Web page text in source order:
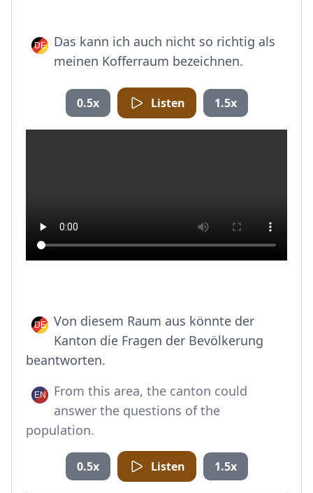
Das kann ich auch nicht so richtig als
meinen Kofferraum bezeichnen.
0.5x Listen 1.5x
Von diesem Raum aus könnte der
Kanton die Fragen der Bevölkerung
beantworten.
From this area, the canton could
answer the questions of the
population.
0.5x Listen 1.5x